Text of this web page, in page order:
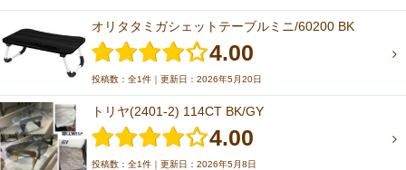
オリタタミガシェットテーブルミニ/60200 BK
4.00
投稿数：全1件｜更新日：2026年5月20日
トリヤ(2401-2) 114CT BK/GY
4.00
投稿数：全1件｜更新日：2026年5月8日